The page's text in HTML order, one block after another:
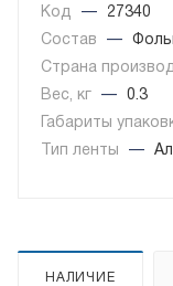
Код —
27340
Состав
—
Страна
Вес, кг
—
0.3
Габариты
Тип ленты
—
НАЛИЧИЕ